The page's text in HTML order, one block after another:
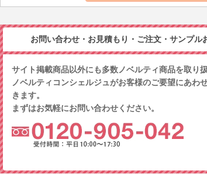
お問い合わせ・お見積もり・ご注文・サンプ
サイト掲載商品以外にも多数ノベルティ商品を取り
ノベルティコンシェルジュがお客様のご要望にあわ
きます。
まずはお気軽にお問い合わせください。